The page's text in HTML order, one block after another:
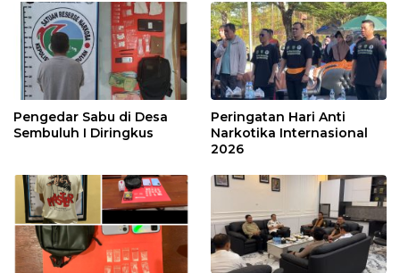
Pengedar Sabu di Desa
Sembuluh I Diringkus
Peringatan Hari Anti
Narkotika Internasional
2026